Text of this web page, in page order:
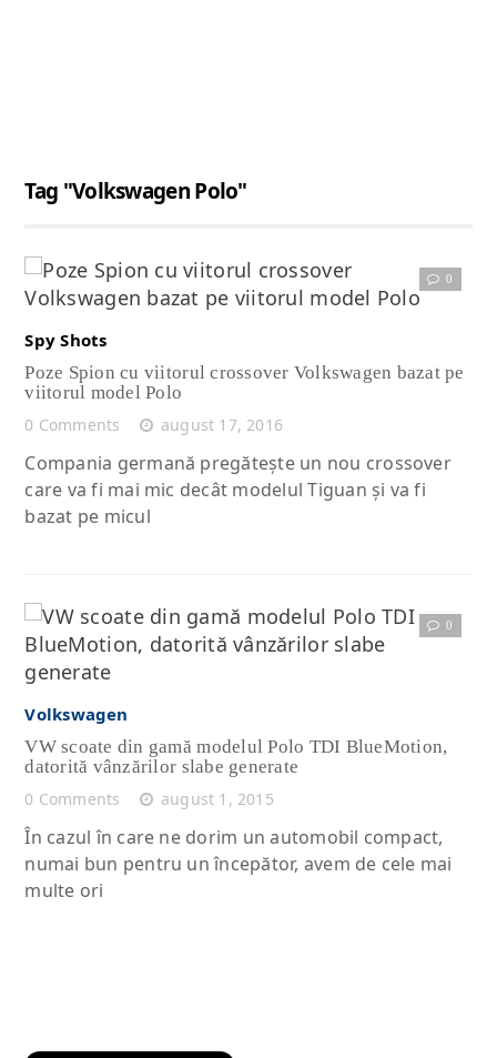
Tag "Volkswagen Polo"
0
Citește articolul complet
Spy Shots
Poze Spion cu viitorul crossover Volkswagen bazat pe
viitorul model Polo
0 Comments
august 17, 2016
Compania germană pregăteşte un nou crossover
care va fi mai mic decât modelul Tiguan şi va fi
bazat pe micul
0
Citește articolul complet
Volkswagen
VW scoate din gamă modelul Polo TDI BlueMotion,
datorită vânzărilor slabe generate
0 Comments
august 1, 2015
În cazul în care ne dorim un automobil compact,
numai bun pentru un începător, avem de cele mai
multe ori